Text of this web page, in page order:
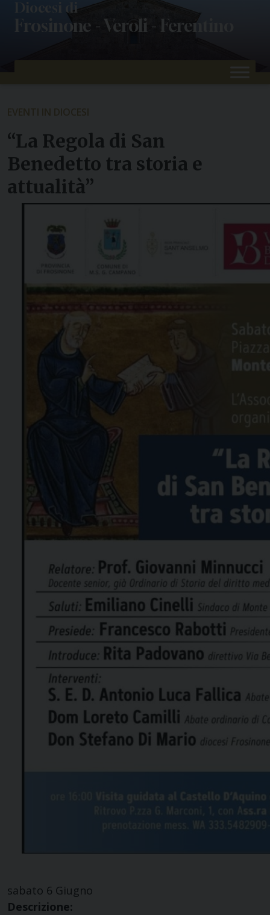
Diocesi di
Frosinone - Veroli - Ferentino
EVENTI IN DIOCESI
“La Regola di San
Benedetto tra storia e
attualità”
sabato 6 Giugno
Descrizione: